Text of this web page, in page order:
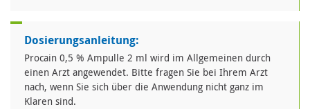
Dosierungsanleitung:
Procain 0,5 % Ampulle 2 ml wird im Allgemeinen durch
einen Arzt angewendet. Bitte fragen Sie bei Ihrem Arzt
nach, wenn Sie sich über die Anwendung nicht ganz im
Klaren sind.